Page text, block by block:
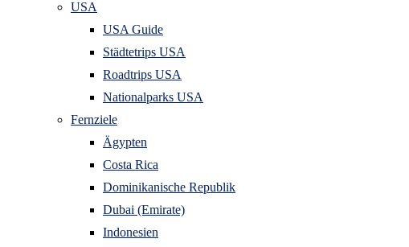
USA
USA Guide
Städtetrips USA
Roadtrips USA
Nationalparks USA
Fernziele
Ägypten
Costa Rica
Dominikanische Republik
Dubai (Emirate)
Indonesien